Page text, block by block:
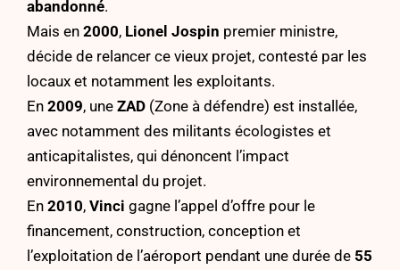
abandonné.
Mais en 2000, Lionel Jospin premier ministre,
décide de relancer ce vieux projet, contesté par les
locaux et notamment les exploitants.
En 2009, une ZAD (Zone à défendre) est installée,
avec notamment des militants écologistes et
anticapitalistes, qui dénoncent l’impact
environnemental du projet.
En 2010, Vinci gagne l’appel d’offre pour le
financement, construction, conception et
l’exploitation de l’aéroport pendant une durée de 55